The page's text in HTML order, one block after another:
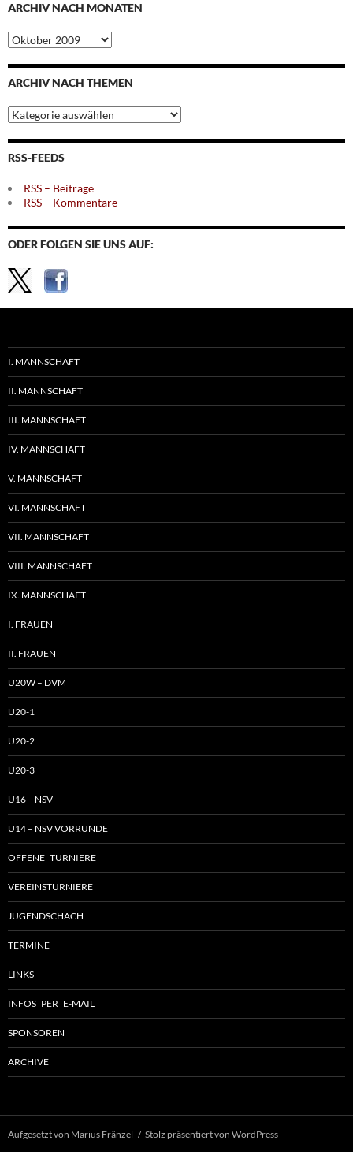
ARCHIV NACH MONATEN
Archiv
nach
Monaten
ARCHIV NACH THEMEN
Archiv
nach
Themen
RSS-FEEDS
RSS – Beiträge
RSS – Kommentare
ODER FOLGEN SIE UNS AUF:
I. MANNSCHAFT
II. MANNSCHAFT
III. MANNSCHAFT
IV. MANNSCHAFT
V. MANNSCHAFT
VI. MANNSCHAFT
VII. MANNSCHAFT
VIII. MANNSCHAFT
IX. MANNSCHAFT
I. FRAUEN
II. FRAUEN
U20W – DVM
U20-1
U20-2
U20-3
U16 – NSV
U14 – NSV VORRUNDE
OFFENE TURNIERE
VEREINSTURNIERE
JUGENDSCHACH
TERMINE
LINKS
INFOS PER E-MAIL
SPONSOREN
ARCHIVE
Aufgesetzt von Marius Fränzel Stolz präsentiert von WordPress